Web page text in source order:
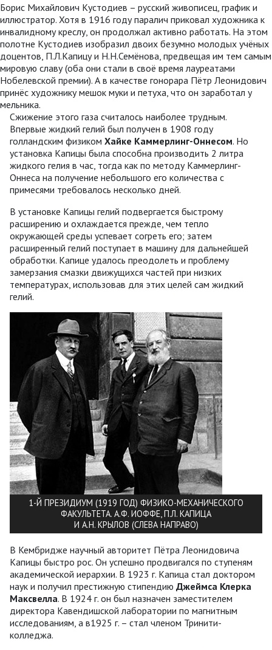
Борис Михайлович Кустодиев – русский живописец, график и
иллюстратор. Хотя в 1916 году паралич приковал художника к
инвалидному креслу, он продолжал активно работать. На этом
полотне Кустодиев изобразил двоих безумно молодых учёных
доцентов, П.Л.Капицу и Н.Н.Семёнова, предвещая им тем самым
мировую славу (оба они стали в своё время лауреатами
Нобелевской премии). А в качестве гонорара Пётр Леонидович
принёс художнику мешок муки и петуха, что он заработал у
мельника.
Сжижение этого газа считалось наиболее трудным.
Впервые жидкий гелий был получен в 1908 году
голландским физиком Хайке Каммерлинг-Оннесом. Но
установка Капицы была способна производить 2 литра
жидкого гелия в час, тогда как по методу Каммерлинг-
Оннеса на получение небольшого его количества с
примесями требовалось несколько дней.
В установке Капицы гелий подвергается быстрому
расширению и охлаждается прежде, чем тепло
окружающей среды успевает согреть его; затем
расширенный гелий поступает в машину для дальнейшей
обработки. Капице удалось преодолеть и проблему
замерзания смазки движущихся частей при низких
температурах, использовав для этих целей сам жидкий
гелий.
1-Й ПРЕЗИДИУМ (1919 ГОД) ФИЗИКО-МЕХАНИЧЕСКОГО
ФАКУЛЬТЕТА. А.Ф. ИОФФЕ, П.Л. КАПИЦА
И А.Н. КРЫЛОВ (СЛЕВА НАПРАВО)
В Кембридже научный авторитет Пётра Леонидовича
Капицы быстро рос. Он успешно продвигался по ступеням
академической иерархии. В 1923 г. Капица стал доктором
наук и получил престижную стипендию Джеймса Клерка
Максвелла. В 1924 г. он был назначен заместителем
директора Кавендишской лаборатории по магнитным
исследованиям, а в1925 г. – стал членом Тринити-
колледжа.